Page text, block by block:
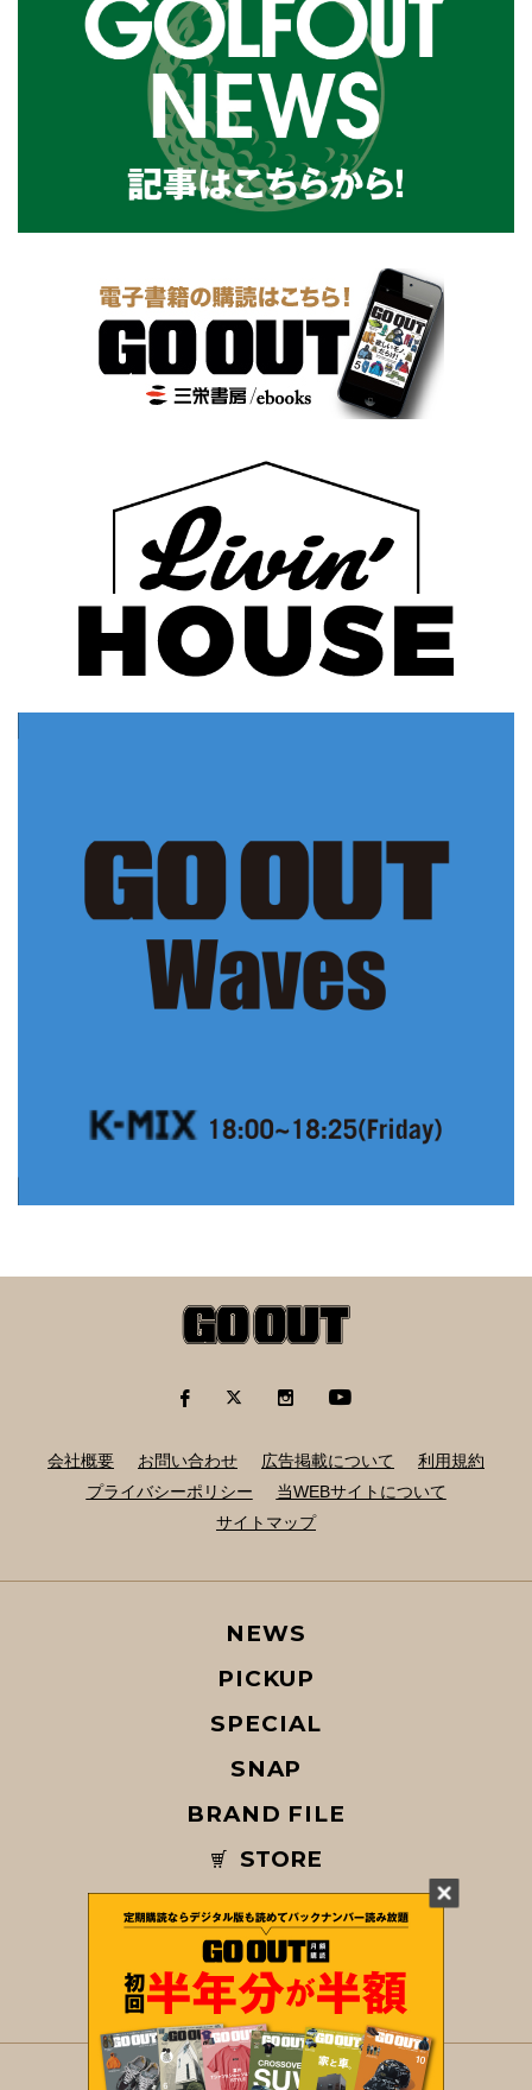
会社概要 お問い合わせ 広告掲載について
利用規約
プライバシーポリシー
当WEBサイトについて
サイトマップ
© COPYRIGHT 2026 GO OUT / SAN-EI CORPORATION Co.,Ltd.
NEWS
PICKUP
SPECIAL
SNAP
BRAND FILE
STORE